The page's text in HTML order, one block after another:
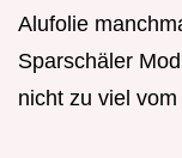
Alufolie
Sparschäler
nicht zu viel